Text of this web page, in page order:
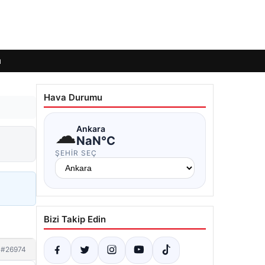
#26974
Hava Durumu
☁Ankara
NaN°C
ŞEHIR SEÇ
Bizi Takip Edin